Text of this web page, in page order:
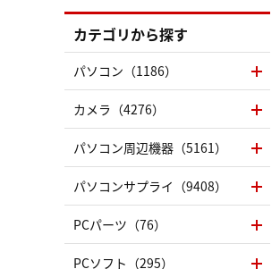
カテゴリから探す
パソコン（1186）
カメラ（4276）
パソコン周辺機器（5161）
パソコンサプライ（9408）
PCパーツ（76）
PCソフト（295）